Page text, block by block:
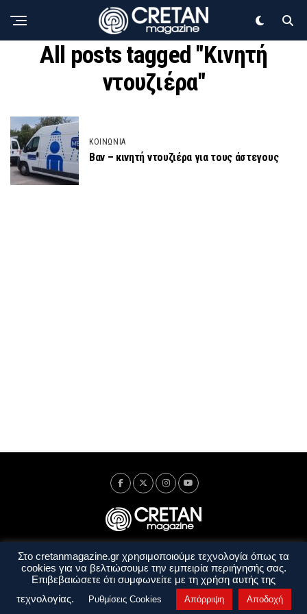
All posts tagged "Κινητή
ντουζιέρα"
ΚΟΙΝΩΝΙΑ
Βαν – κινητή ντουζιέρα για τους άστεγους
Ταυτότητα Πολιτική Απορρήτου
Όροι Χρήσης
Όροι και Προϋποθέσεις
Στο cretanmagazine.gr χρησιμοποιούμε τεχνολογία όπως τα
cookies για να βελτιώσουμε την εμπειρία περιήγησής σας.
Επιβεβαιώσετε ότι συμφωνείτε με τη χρήση αυτής της
τεχνολογίας.
Ρυθμίσεις Cookies Απόρριψη Αποδοχή